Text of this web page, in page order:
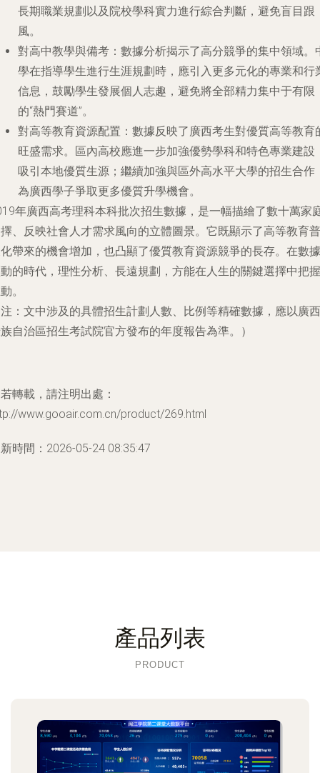
長期職業規劃以及院校學科實力進行綜合判斷，避免盲目跟
風。
對高中教學與備考 ：數據分析揭示了高分競爭的集中領域。
學在指導學生進行生涯規劃時，應引入更多元化的專業和行
信息，鼓勵學生發展個人志趣，避免將全部精力集中于有限
的“熱門賽道”。
對高等教育資源配置 ：數據反映了廣西考生對優質高等教育
旺盛需求。區內高校應進一步加強優勢學科和特色專業建設
吸引本地優質生源；繼續加強與區外高水平大學的招生合作
為廣西學子爭取更多優質升學機會。
年廣西高考理科本科批次招生數據，是一幅描繪了數十萬家
、反映社會人才需求風向的立體圖景。它既顯示了高等教育普
帶來的機會增加，也凸顯了優質教育資源競爭的長存。在數據
的時代，理性分析、長遠規劃，方能在人生的關鍵選擇中把握
。
：文中涉及的具體招生計劃人數、比例等精確數據，應以廣西
自治區招生考試院官方發布的年度報告為準。）
轉載，請注明出處：
www.gooair.com.cn/product/269.html
時間：2026-05-24 08:35:47
產品列表
PRODUCT